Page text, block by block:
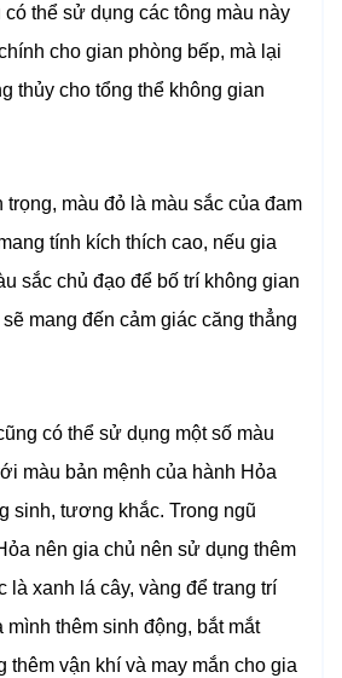
thể sử dụng các tông màu này
cho gian phòng bếp, mà lại
thủy cho tổng thể không gian
trọng, màu đỏ là màu sắc của đam
tính kích thích cao, nếu gia
sắc chủ đạo để bố trí không gian
mang đến cảm giác căng thẳng
có thể sử dụng một số màu
màu bản mệnh của hành Hỏa
sinh, tương khắc. Trong ngũ
nên gia chủ nên sử dụng thêm
là xanh lá cây, vàng để trang trí
mình thêm sinh động, bắt mắt
thêm vận khí và may mắn cho gia